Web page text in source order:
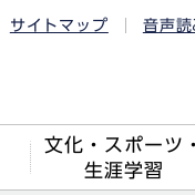
サイトマップ 音声
文化・スポーツ・
生涯学習